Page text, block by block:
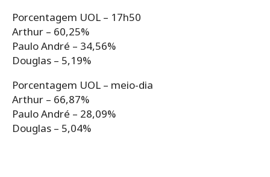
Porcentagem UOL – 17h50
Arthur – 60,25%
Paulo André – 34,56%
Douglas – 5,19%
Porcentagem UOL – meio-dia
Arthur – 66,87%
Paulo André – 28,09%
Douglas – 5,04%